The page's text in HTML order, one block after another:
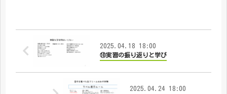
2025.04.18 18:00
⑩実習の振り返りと学び
2025.04.24 18:00